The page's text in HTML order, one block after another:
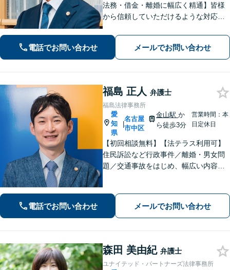
法務・借金・離婚に幅広く精通】皆様
から信頼していただけるような対応で
とお感じの方もお気軽にご相談くださ
い！【WEB面談可】【丸の内駅3分】
電話でお問い合わせ メールでお問い合わせ
福島 正人 弁護士
福島法律事務所
愛
知
県
|
名古屋
市中区
金山駅 か
ら徒歩3分
営業時間：本
日定休日
【初回相談無料】【法テラス利用可】
住民訴訟など行政事件／離婚・男女問
題／交通事故をはじめ、幅広い内容の
依頼者様にとって納得感の高い解決を
目指します【夜間・休日相談可】【金
電話でお問い合わせ メールでお問い合わせ
森田 美由紀 弁護士
ユナイテッド・パートナーズ法律事務所